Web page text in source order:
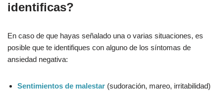
identificas?
En caso de que hayas señalado una o varias situaciones, es
posible que te identifiques con alguno de los síntomas de
ansiedad negativa:
Sentimientos de malestar (sudoración, mareo, irritabilidad)